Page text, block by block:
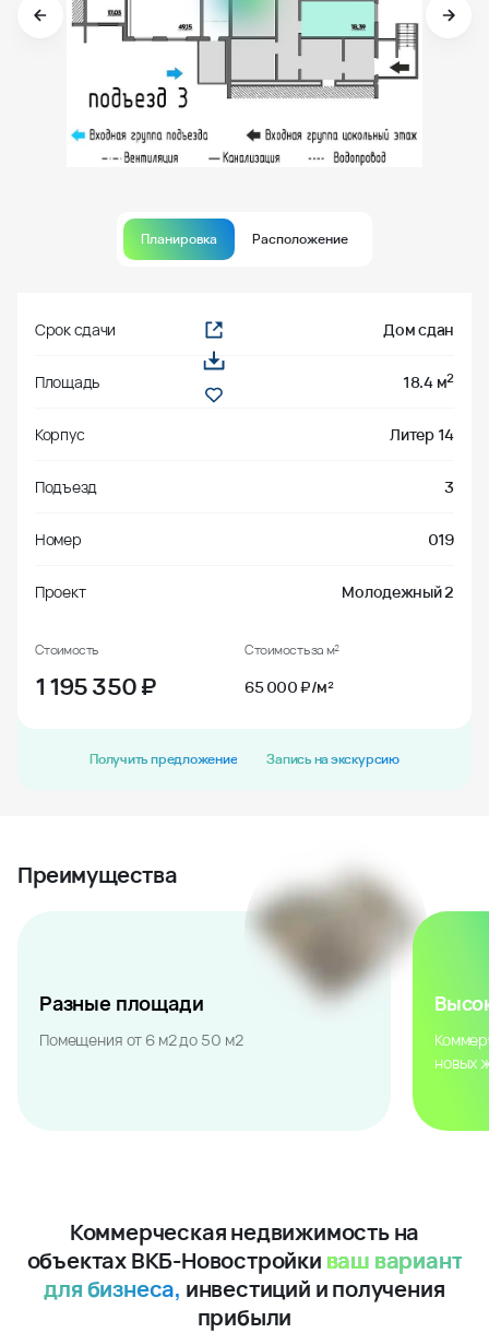
Планировка Расположение
Срок сдачи Дом сдан
Площадь 18.4 м2
Корпус Литер 14
Подъезд 3
Номер 019
Проект Молодежный 2
Стоимость
1 195 350₽
Стоимость за м²
65 000 ₽/м²
Получить предложение Запись на экскурсию
Преимущества
Разные площади
Помещения от 6 м2 до 50 м2
новых
Коммерческая недвижимость на
объектах ВКБ-Новостройки ваш вариант
для бизнеса, инвестиций и получения
прибыли